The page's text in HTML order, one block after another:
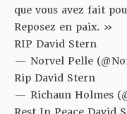
que vous avez fait
Reposez en paix. »
RIP David Stern
— Norvel Pelle
Rip David Stern
— Richaun Holmes